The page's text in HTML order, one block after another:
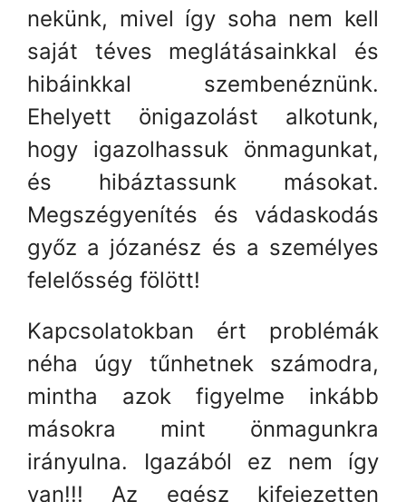
nekünk, mivel így soha nem kell
saját téves meglátásainkkal és
hibáinkkal szembenéznünk.
Ehelyett önigazolást alkotunk,
hogy igazolhassuk önmagunkat,
és hibáztassunk másokat.
Megszégyenítés és vádaskodás
győz a józanész és a személyes
felelősség fölött!
Kapcsolatokban ért problémák
néha úgy tűnhetnek számodra,
mintha azok figyelme inkább
másokra mint önmagunkra
irányulna. Igazából ez nem így
van!!! Az egész kifejezetten